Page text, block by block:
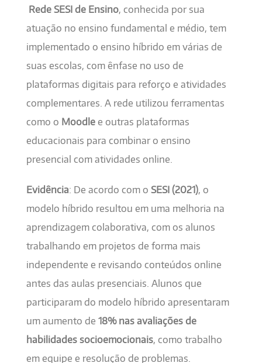
Rede SESI de Ensino, conhecida por sua
atuação no ensino fundamental e médio, tem
implementado o ensino híbrido em várias de
suas escolas, com ênfase no uso de
plataformas digitais para reforço e atividades
complementares. A rede utilizou ferramentas
como o Moodle e outras plataformas
educacionais para combinar o ensino
presencial com atividades online.
Evidência: De acordo com o SESI (2021), o
modelo híbrido resultou em uma melhoria na
aprendizagem colaborativa, com os alunos
trabalhando em projetos de forma mais
independente e revisando conteúdos online
antes das aulas presenciais. Alunos que
participaram do modelo híbrido apresentaram
um aumento de 18% nas avaliações de
habilidades socioemocionais, como trabalho
em equipe e resolução de problemas.